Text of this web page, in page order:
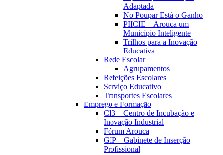
Adaptada
No Poupar Está o Ganho
PIICIE – Arouca um
Município Inteligente
Trilhos para a Inovação
Educativa
Rede Escolar
Agrupamentos
Refeições Escolares
Serviço Educativo
Transportes Escolares
Emprego e Formação
CI3 – Centro de Incubação e
Inovação Industrial
Fórum Arouca
GIP – Gabinete de Inserção
Profissional